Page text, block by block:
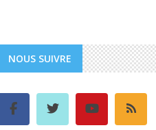
NOUS SUIVRE